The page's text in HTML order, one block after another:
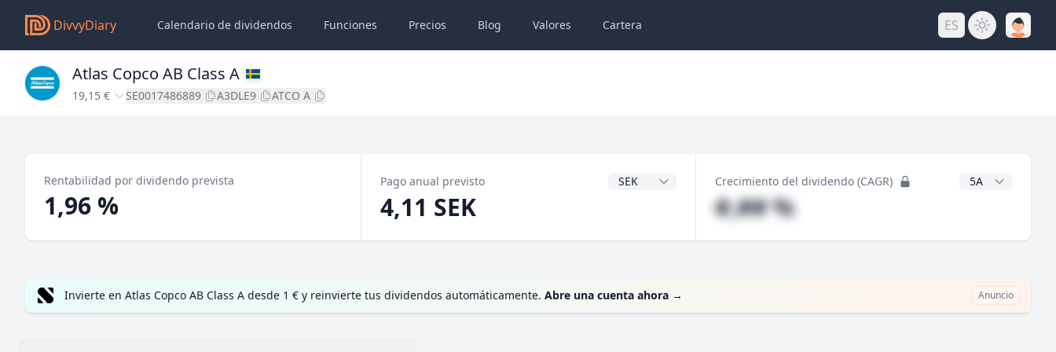
DivvyDiary Calendario de dividendos Funciones Precios Blog Valores Cartera ES
Atlas Copco AB Class A
19,15 € SE0017486889 A3DLE9 ATCO A
Rentabilidad por dividendo prevista
1,96 %
Pago anual previsto Divisa del dividendo
4,11 SEK
Crecimiento del dividendo (CAGR) Años CAGR
#,## %
Invierte en Atlas Copco AB Class A desde 1 € y reinvierte tus dividendos automáticamente. Abre una cuenta ahora → Anuncio